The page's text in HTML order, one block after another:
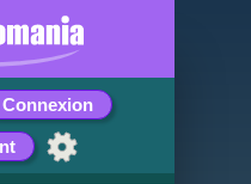
Connexion